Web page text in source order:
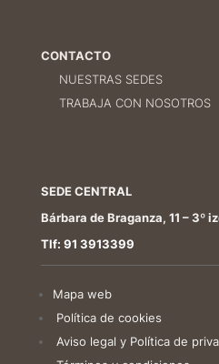
CONTACTO
NUESTRAS SEDES
TRABAJA CON NOSOTROS
SEDE CENTRAL
Bárbara de Braganza, 11 – 3º
Tlf: 91 3913399
Mapa web
Política de cookies
Aviso legal y Política de